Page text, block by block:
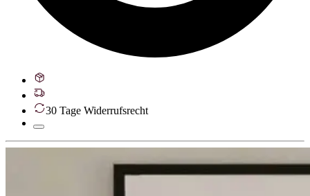
30 Tage Widerrufsrecht